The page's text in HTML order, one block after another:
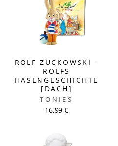
ROLF ZUCKOWSKI -
ROLFS
HASENGESCHICHTE
[DACH]
TONIES
16,99 €